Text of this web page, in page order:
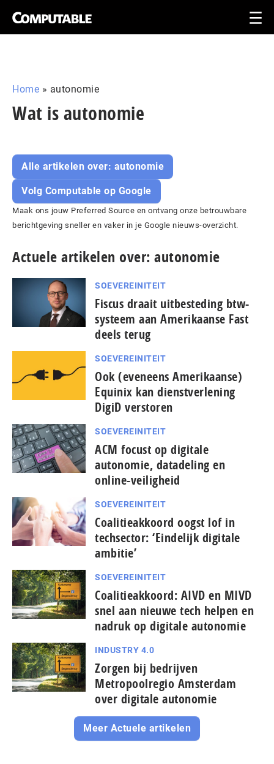
Home » autonomie
Wat is autonomie
Alle artikelen over: autonomie
Volg Computable op Google
Maak ons jouw Preferred Source en ontvang onze betrouwbare
berichtgeving sneller en vaker in je Google nieuws-overzicht.
Actuele artikelen over: autonomie
SOEVEREINITEIT
Fiscus draait uitbesteding btw-
systeem aan Amerikaanse Fast
deels terug
SOEVEREINITEIT
Ook (eveneens Amerikaanse)
Equinix kan dienst­ver­le­ning
DigiD verstoren
SOEVEREINITEIT
ACM focust op digitale
autonomie, datadeling en
online-veiligheid
SOEVEREINITEIT
Coalitieakkoord oogst lof in
techsector: ‘Eindelijk digitale
ambitie’
SOEVEREINITEIT
Coalitieakkoord: AIVD en MIVD
snel aan nieuwe tech helpen en
nadruk op digitale autonomie
INDUSTRY 4.0
Zorgen bij bedrijven
Metropoolregio Amsterdam
over digitale autonomie
Meer Actuele artikelen